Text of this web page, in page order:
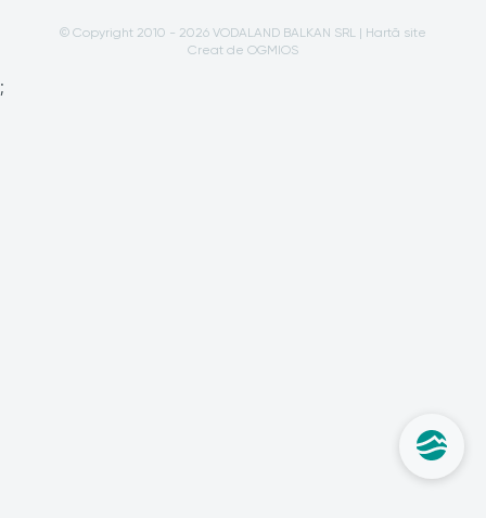
© Copyright 2010 - 2026 VODALAND BALKAN SRL | Hartă site
Creat de OGMIOS
;